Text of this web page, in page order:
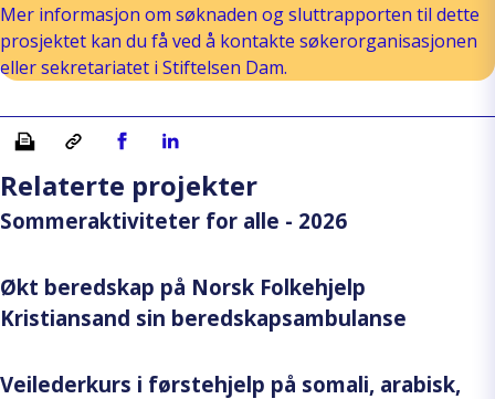
Mer informasjon om søknaden og sluttrapporten til dette
prosjektet kan du få ved å kontakte søkerorganisasjonen
eller sekretariatet i Stiftelsen Dam.
Skriv ut Kopiera länkDel på Facebook
Del på Linkedin
Relaterte projekter
Sommeraktiviteter for alle - 2026
Økt beredskap på Norsk Folkehjelp
Kristiansand sin beredskapsambulanse
Veilederkurs i førstehjelp på somali, arabisk,